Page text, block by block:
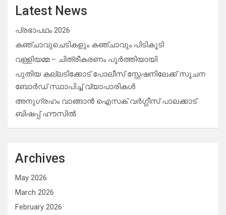
Latest News
പ്രഭാപഥം 2026
കഞ്ചാവുചെടികളും കഞ്ചാവും പിടികൂടി
വള്ളിയമ്മ – ചിത്രീകരണം പൂർത്തിയായി
പുതിയ കല്ലടിക്കോട് പോലീസ് സ്റ്റേഷനിലേക്ക് സൂചന
ബോർഡ് സ്ഥാപിച്ച് വ്യാപാരികൾ
അനുഗ്രഹം വാങ്ങാൻ ഐസക് വര്‍ഗ്ഗീസ് പാലക്കാട്
ബിഷപ്പ് ഹൗസില്‍
Archives
May 2026
March 2026
February 2026